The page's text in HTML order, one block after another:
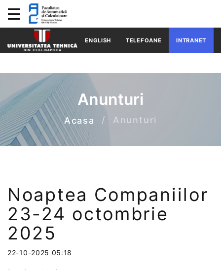
ENGLISH TELEFOANE INTRANET
Anunturi
Acasa Anunturi
Noaptea Companiilor
23-24 octombrie
2025
22-10-2025 05:18